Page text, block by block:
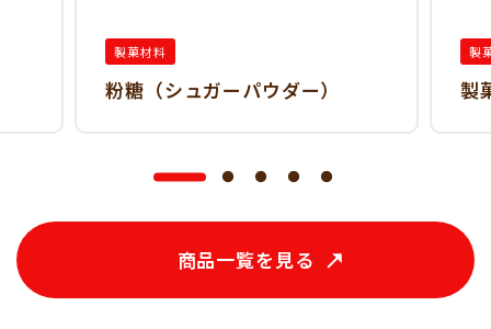
製菓材料
粉糖（シュガーパウダー）
製
製
商品一覧を見る